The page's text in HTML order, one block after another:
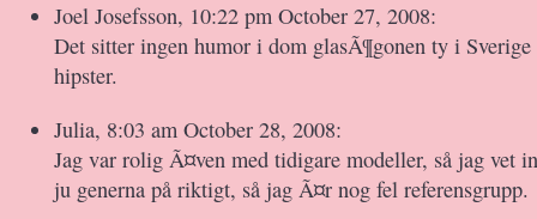
Joel Josefsson, 10:22 pm October 27, 2008:
Det sitter ingen humor i dom glasÃ¶gonen ty i
hipster.
Julia, 8:03 am October 28, 2008:
Jag var rolig Ã¤ven med tidigare modeller, så jag vet
ju generna på riktigt, så jag Ã¤r nog fel referensgrupp.